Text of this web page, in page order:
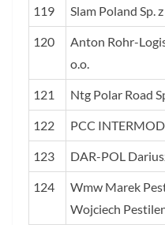
119 Slam Poland Sp.
120
Anton Rohr-
o.o.
121 Ntg Polar Road
122 PCC
123 DAR-POL
124
Wmw Marek
Wojciech